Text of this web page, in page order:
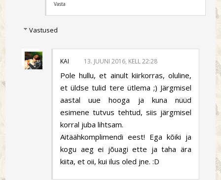
Vasta
Vastused
KAI 13. JUUNI 2016, KELL 22:28
Pole hullu, et ainult kiirkorras, oluline,
et üldse tulid tere ütlema ;) Järgmisel
aastal uue hooga ja kuna nüüd
esimene tutvus tehtud, siis järgmisel
korral juba lihtsam.
Aitäähkomplimendi eest! Ega kõiki ja
kogu aeg ei jõuagi ette ja taha ära
kiita, et oii, kui ilus oled jne. :D